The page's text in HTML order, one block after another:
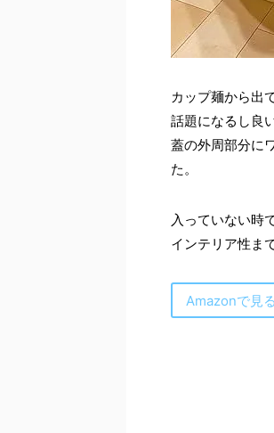
カップ麺から出
話題になるし良
蓋の外周部分に
た。
入っていない時
インテリア性ま
Amazonで見る